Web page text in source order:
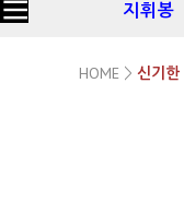
지휘봉
HOME > 신기한